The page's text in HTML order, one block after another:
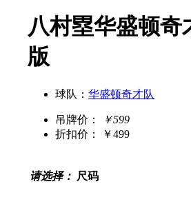
八村塁华盛顿奇
版
球队： 华盛顿奇才队
吊牌价：
￥599
折扣价：
￥499
请选择： 尺码